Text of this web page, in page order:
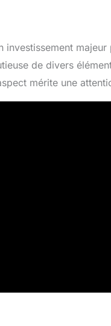
investissement
de divers
mérite une